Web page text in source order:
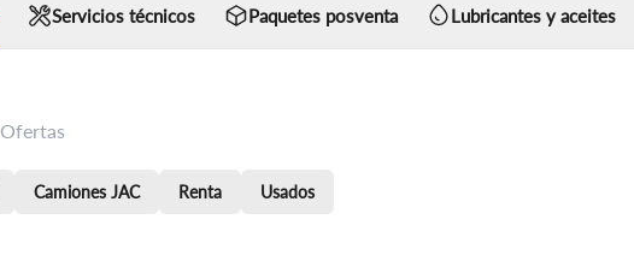
Servicios técnicos Paquetes posventa Lubricantes y aceites
Ofertas
Camiones JAC Renta Usados